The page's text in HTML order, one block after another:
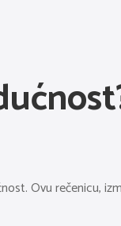
Ovu rečenicu,